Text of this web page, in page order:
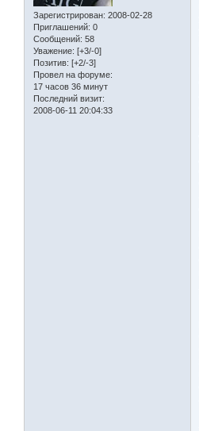
Зарегистрирован: 2008-02-28
Приглашений: 0
Сообщений: 58
Уважение: [+3/-0]
Позитив: [+2/-3]
Провел на форуме:
17 часов 36 минут
Последний визит:
2008-06-11 20:04:33